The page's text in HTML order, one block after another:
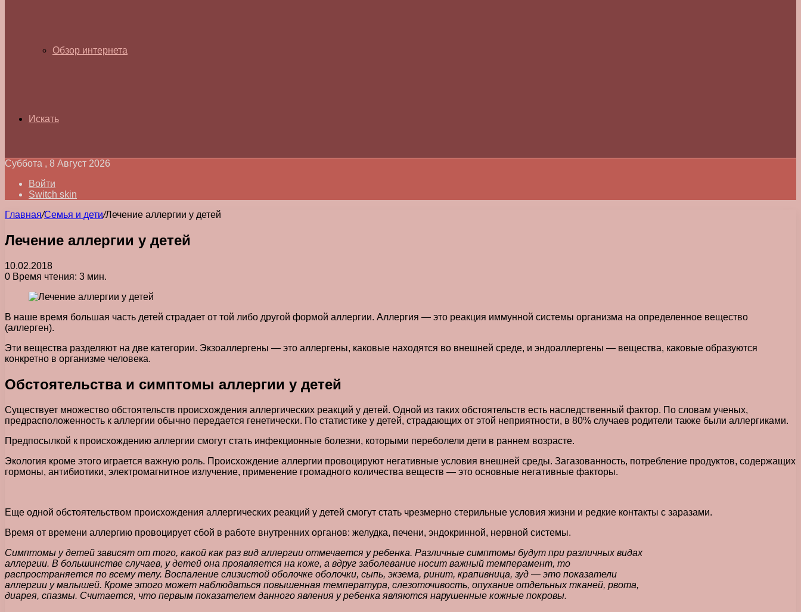
Обзор интернета
Искать
Суббота , 8 Август 2026
Войти
Switch skin
Главная/Семья и дети/Лечение аллергии у детей
Лечение аллергии у детей
10.02.2018
0 Время чтения: 3 мин.
В наше время большая часть детей страдает от той либо другой формой аллергии. Аллергия — это реакция иммунной системы организма на определенное вещество
(аллерген).
Эти вещества разделяют на две категории. Экзоаллергены — это аллергены, каковые находятся во внешней среде, и эндоаллергены — вещества, каковые образуются
конкретно в организме человека.
Обстоятельства и симптомы аллергии у детей
Существует множество обстоятельств происхождения аллергических реакций у детей. Одной из таких обстоятельств есть наследственный фактор. По словам ученых,
предрасположенность к аллергии обычно передается генетически. По статистике у детей, страдающих от этой неприятности, в 80% случаев родители также были аллергиками.
Предпосылкой к происхождению аллергии смогут стать инфекционные болезни, которыми переболели дети в раннем возрасте.
Экология кроме этого играется важную роль. Происхождение аллергии провоцируют негативные условия внешней среды. Загазованность, потребление продуктов, содержащих
гормоны, антибиотики, электромагнитное излучение, применение громадного количества веществ — это основные негативные факторы.
Еще одной обстоятельством происхождения аллергических реакций у детей смогут стать чрезмерно стерильные условия жизни и редкие контакты с заразами.
Время от времени аллергию провоцирует сбой в работе внутренних органов: желудка, печени, эндокринной, нервной системы.
Симптомы у детей зависят от того, какой как раз вид аллергии отмечается у ребенка. Различные симптомы будут при различных видах
аллергии. В большинстве случаев, у детей она проявляется на коже, а вдруг заболевание носит важный темперамент, то
распространяется по всему телу. Воспаление слизистой оболочке оболочки, сыпь, экзема, ринит, крапивница, зуд — это показатели
аллергии у малышей. Кроме этого может наблюдаться повышенная температура, слезоточивость, опухание отдельных тканей, рвота,
диарея, спазмы. Считается, что первым показателем данного явления у ребенка являются нарушенные кожные покровы.